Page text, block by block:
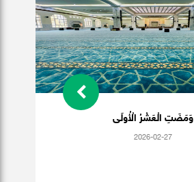
وَمَضَتِ الْعَشْرُ الْأُولَى
2026-02-27